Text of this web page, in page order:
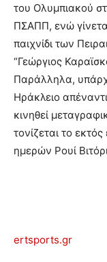
του Ολυμπιακού
ΠΣΑΠΠ, ενώ
παιχνίδι των
“Γεώργιος
Παράλληλα,
Ηράκλειο
κινηθεί
τονίζεται το
ημερών Ρουί
ertsports.gr